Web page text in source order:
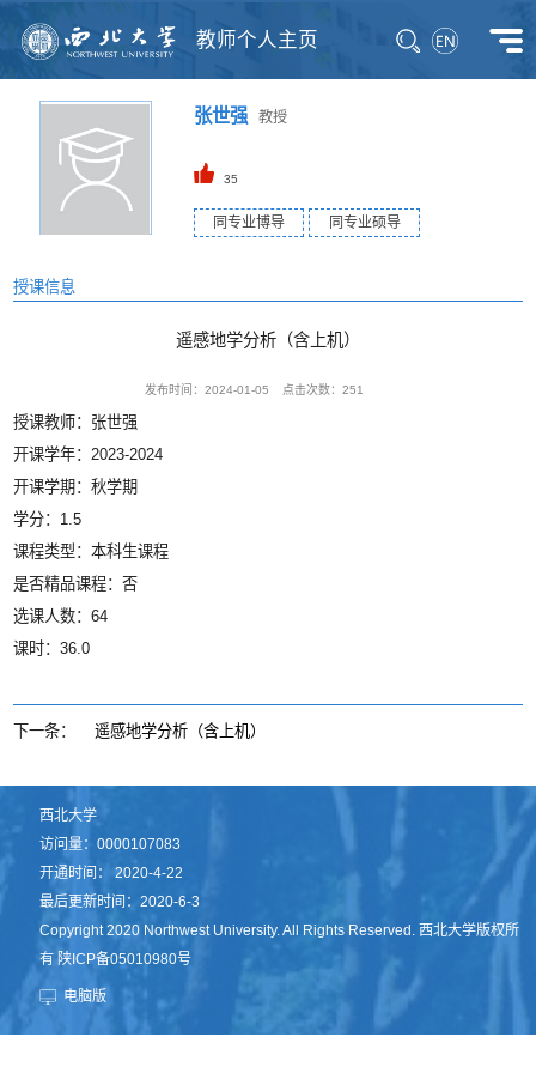
教师个人主页
张世强教授
35
同专业博导 同专业硕导
授课信息
遥感地学分析（含上机）
发布时间：2024-01-05 点击次数：251
授课教师：张世强
开课学年：2023-2024
开课学期：秋学期
学分：1.5
课程类型：本科生课程
是否精品课程：否
选课人数：64
课时：36.0
下一条： 遥感地学分析（含上机）
西北大学
访问量：0000107083
开通时间：2020-4-22
最后更新时间：2020-6-3
Copyright 2020 Northwest University. All Rights Reserved. 西北大学版权所
有 陕ICP备05010980号
电脑版